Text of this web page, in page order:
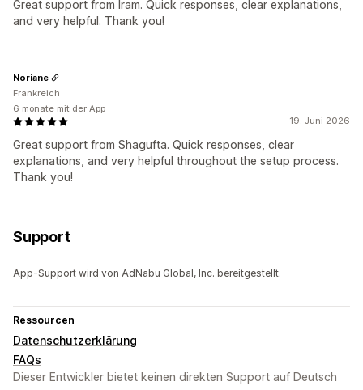
Great support from Iram. Quick responses, clear explanations,
and very helpful. Thank you!
19. Juni 2026
Great support from Shagufta. Quick responses, clear
explanations, and very helpful throughout the setup process.
Thank you!
Noriane
Frankreich
6 monate mit der App
Support
App-Support wird von AdNabu Global, Inc. bereitgestellt.
Ressourcen
Datenschutzerklärung
FAQs
Dieser Entwickler bietet keinen direkten Support auf Deutsch